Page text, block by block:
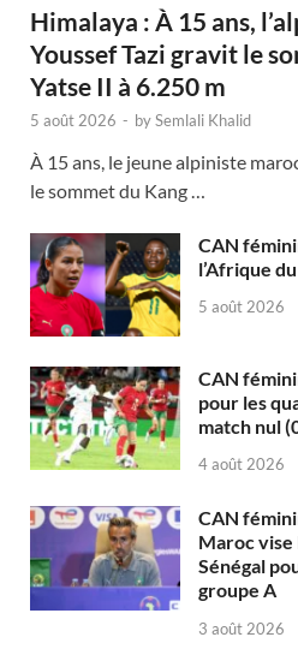
Himalaya : À 15 ans,
Youssef Tazi gravit le
Yatse II à 6.250 m
5 août 2026 - bySemlali Khalid
À 15 ans, le jeune alpiniste
le sommet du Kang …
CAN
l’Afrique
5 août 2026
CAN
pour les
match nul
4 août 2026
CAN
Maroc
Sénégal
groupe A
3 août 2026